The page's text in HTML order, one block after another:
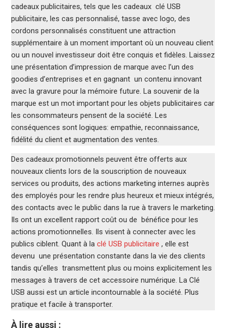
cadeaux publicitaires, tels que les cadeaux clé USB
publicitaire, les cas personnalisé, tasse avec logo, des
cordons personnalisés constituent une attraction
supplémentaire à un moment important où un nouveau client
ou un nouvel investisseur doit être conquis et fidèles. Laissez
une présentation d’impression de marque avec l’un des
goodies d’entreprises et en gagnant un contenu innovant
avec la gravure pour la mémoire future. La souvenir de la
marque est un mot important pour les objets publicitaires car
les consommateurs pensent de la société. Les
conséquences sont logiques: empathie, reconnaissance,
fidélité du client et augmentation des ventes.
Des cadeaux promotionnels peuvent être offerts aux
nouveaux clients lors de la souscription de nouveaux
services ou produits, des actions marketing internes auprès
des employés pour les rendre plus heureux et mieux intégrés,
des contacts avec le public dans la rue à travers le marketing.
Ils ont un excellent rapport coût ou de bénéfice pour les
actions promotionnelles. Ils visent à connecter avec les
publics ciblent. Quant à la clé USB publicitaire , elle est
devenu une présentation constante dans la vie des clients
tandis qu’elles transmettent plus ou moins explicitement les
messages à travers de cet accessoire numérique. La Clé
USB aussi est un article incontournable à la société. Plus
pratique et facile à transporter.
À lire aussi :